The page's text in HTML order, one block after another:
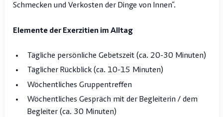
Schmecken und Verkosten der Dinge von Innen“.
Elemente der Exerzitien im Alltag
Tägliche persönliche Gebetszeit (ca. 20-30 Minuten)
Täglicher Rückblick (ca. 10-15 Minuten)
Wöchentliches Gruppentreffen
Wöchentliches Gespräch mit der Begleiterin / dem
Begleiter (ca. 30 Minuten)